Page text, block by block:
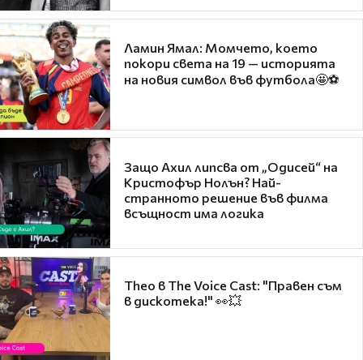
Ламин Ямал: Момчето, което
покори света на 19 — историята
на новия символ във футбола🤩⚽
Защо Ахил липсва от „Одисей“ на
Кристофър Нолън? Най-
странното решение във филма
всъщност има логика
Theo в The Voice Cast: "Правен съм
в дискотека!" 👀💥